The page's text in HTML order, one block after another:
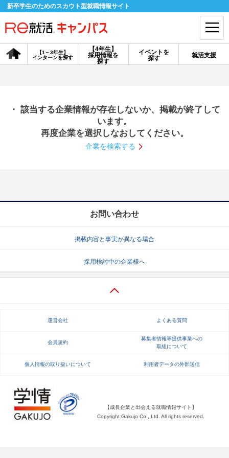
新卒学生のためのスカウト型就職情報サイト
【4年生】
採用情報を
探す
【1～3年生】
インターンを探す
イベントを
探す
就活支援
会員登録 ログイン
探す
【4年生】
説明会を探す
就活ノウハウ・サポート
就活ノウハウが満載！ お役立ち記事・相談室など
就活ニュースペーパー よくある質問
不明点があればこちら
・ 該当する企業情報が存在しないか、掲載が終了して
います。
再度企業を選択しなおしてください。
企業を検索する
お問い合わせ
掲載内容と事実が異なる場合
採用検討中の企業様へ
運営会社 よくある質問
会員規約
募集者情報等提供事業への
取組について
個人情報の取り扱いについて 利用者データの外部送信
【成長企業と出会える就職情報サイト】
Copyright Gakujo Co., Ltd. All rights reserved.